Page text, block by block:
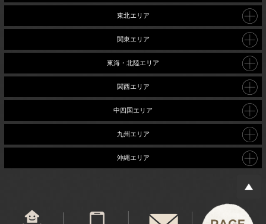
東北エリア
関東エリア
東海・北陸エリア
関西エリア
中四国エリア
九州エリア
沖縄エリア